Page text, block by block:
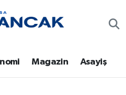
Magazin Asayiş
ve Fikstür